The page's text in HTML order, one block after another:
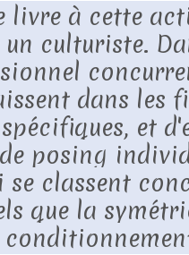
livre à cette
culturiste.
dans les
et
posing
se classent
que la